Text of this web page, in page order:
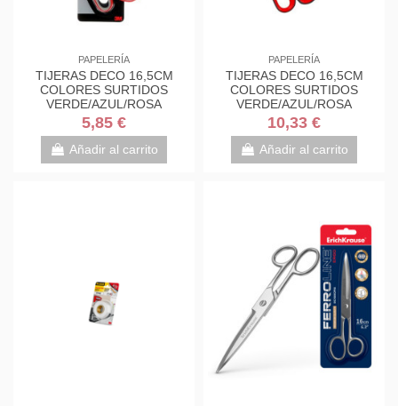
PAPELERÍA
TIJERAS DECO 16,5CM
COLORES SURTIDOS
VERDE/AZUL/ROSA
1561DS-M SCOTH
7000034004
5,85 €
Añadir al carrito
PAPELERÍA
TIJERAS DECO 16,5CM
COLORES SURTIDOS
VERDE/AZUL/ROSA
1561DS-M SCOTH
7000034004
10,33 €
Añadir al carrito